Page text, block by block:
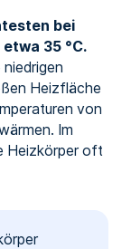
bei
35 °C.
Heizfläche
von
Im
Heizkörper oft